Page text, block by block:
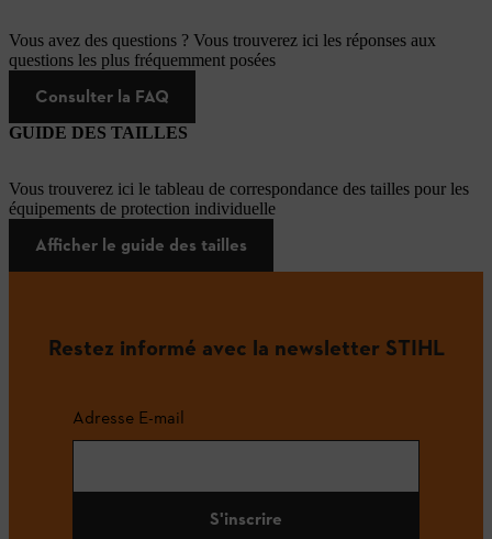
Vous avez des questions ? Vous trouverez ici les réponses aux
questions les plus fréquemment posées
Consulter la FAQ
GUIDE DES TAILLES
Vous trouverez ici le tableau de correspondance des tailles pour les
équipements de protection individuelle
Afficher le guide des tailles
Restez informé avec la newsletter STIHL
Adresse E-mail
S'inscrire